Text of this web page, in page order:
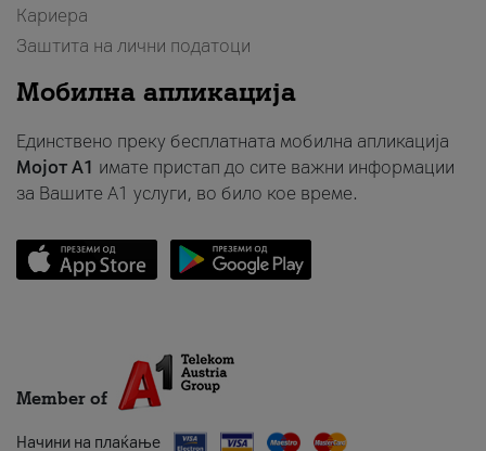
Кариера
Заштита на лични податоци
Мобилна апликација
Единствено преку бесплатната мобилна апликација
Мојот A1 имате пристап до сите важни информации
за Вашите A1 услуги, во било кое време.
Member of
Начини на плаќање